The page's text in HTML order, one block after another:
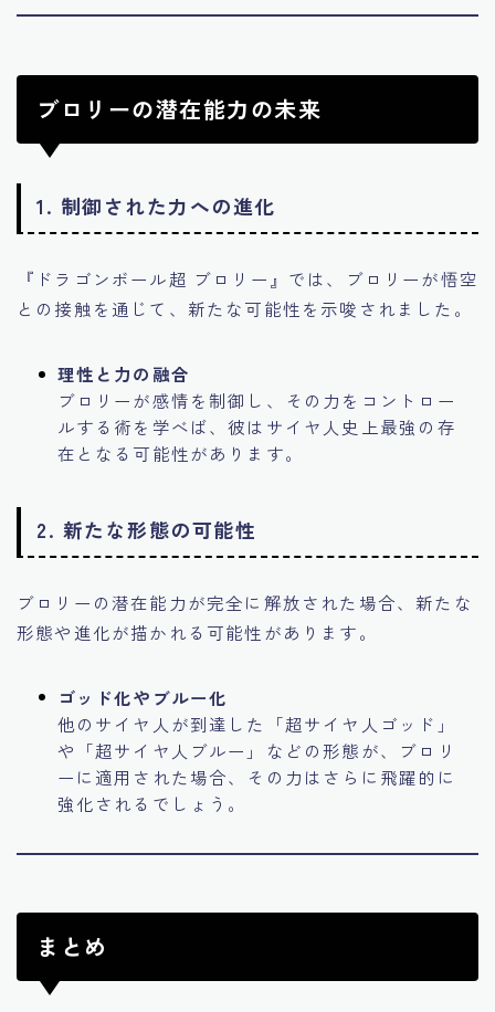
ブロリーの潜在能力の未来
1. 制御された力への進化
『ドラゴンボール超 ブロリー』では、ブロリーが悟空
との接触を通じて、新たな可能性を示唆されました。
理性と力の融合
ブロリーが感情を制御し、その力をコントロー
ルする術を学べば、彼はサイヤ人史上最強の存
在となる可能性があります。
2. 新たな形態の可能性
ブロリーの潜在能力が完全に解放された場合、新たな
形態や進化が描かれる可能性があります。
ゴッド化やブルー化
他のサイヤ人が到達した「超サイヤ人ゴッド」
や「超サイヤ人ブルー」などの形態が、ブロリ
ーに適用された場合、その力はさらに飛躍的に
強化されるでしょう。
まとめ